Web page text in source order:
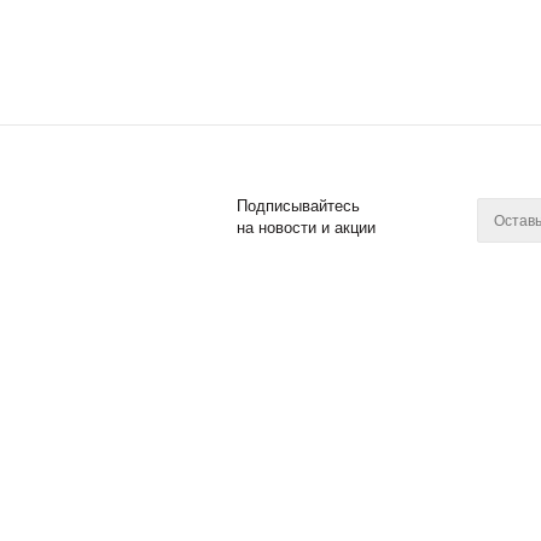
Подписывайтесь
на новости и акции